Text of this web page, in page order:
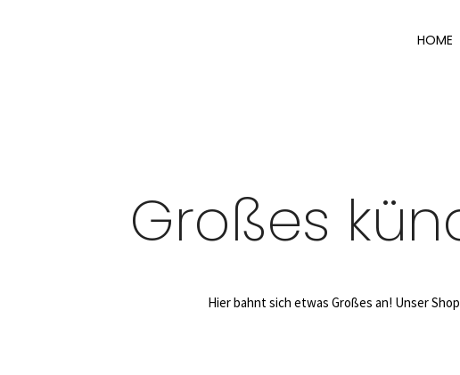
HOME
Großes
Hier bahnt sich etwas Großes an! Unser